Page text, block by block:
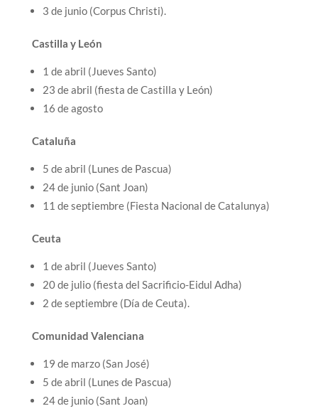
3 de junio (Corpus Christi).
Castilla y León
1 de abril (Jueves Santo)
23 de abril (fiesta de Castilla y León)
16 de agosto
Cataluña
5 de abril (Lunes de Pascua)
24 de junio (Sant Joan)
11 de septiembre (Fiesta Nacional de Catalunya)
Ceuta
1 de abril (Jueves Santo)
20 de julio (fiesta del Sacrificio-Eidul Adha)
2 de septiembre (Día de Ceuta).
Comunidad Valenciana
19 de marzo (San José)
5 de abril (Lunes de Pascua)
24 de junio (Sant Joan)